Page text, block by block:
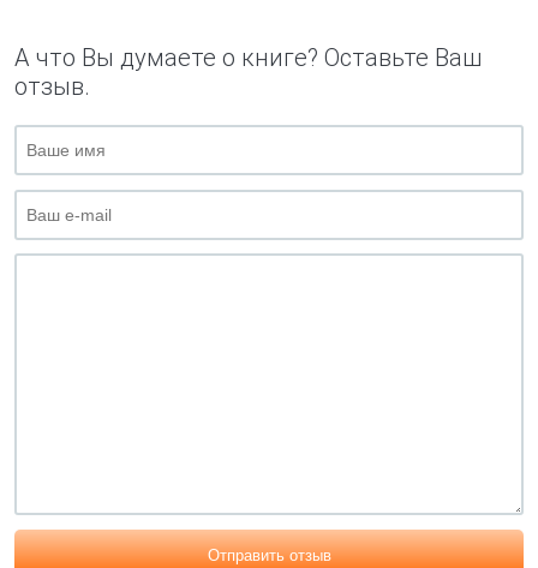
А что Вы думаете о книге? Оставьте Ваш
отзыв.
Отправить отзыв